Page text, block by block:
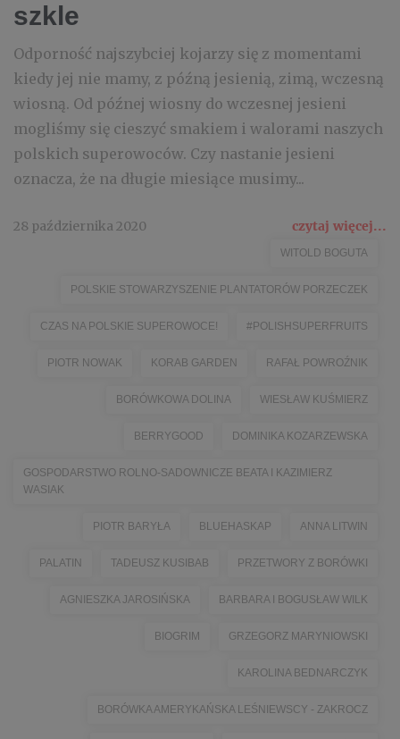
szkle
Odporność najszybciej kojarzy się z momentami
kiedy jej nie mamy, z późną jesienią, zimą, wczesną
wiosną. Od późnej wiosny do wczesnej jesieni
mogliśmy się cieszyć smakiem i walorami naszych
polskich superowoców. Czy nastanie jesieni
oznacza, że na długie miesiące musimy...
28 października 2020 czytaj więcej...
WITOLD BOGUTA
POLSKIE STOWARZYSZENIE PLANTATORÓW PORZECZEK
CZAS NA POLSKIE SUPEROWOCE! #POLISHSUPERFRUITS
PIOTR NOWAK KORAB GARDEN RAFAŁ POWROŹNIK
BORÓWKOWA DOLINA WIESŁAW KUŚMIERZ
BERRYGOOD DOMINIKA KOZARZEWSKA
GOSPODARSTWO ROLNO-SADOWNICZE BEATA I KAZIMIERZ
WASIAK
PIOTR BARYŁA BLUEHASKAP ANNA LITWIN
PALATIN TADEUSZ KUSIBAB PRZETWORY Z BORÓWKI
AGNIESZKA JAROSIŃSKA BARBARA I BOGUSŁAW WILK
BIOGRIM GRZEGORZ MARYNIOWSKI
KAROLINA BEDNARCZYK
BORÓWKA AMERYKAŃSKA LEŚNIEWSCY - ZAKROCZ